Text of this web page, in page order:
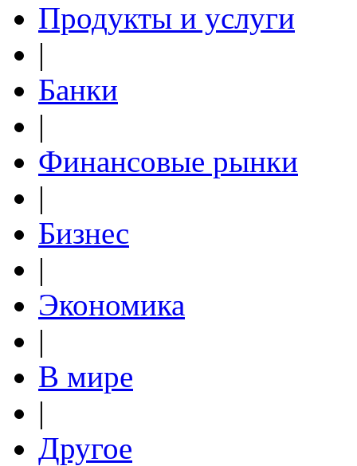
Продукты и услуги
|
Банки
|
Финансовые рынки
|
Бизнес
|
Экономика
|
В мире
|
Другое